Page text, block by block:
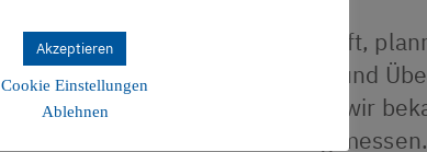
Persönlich, gewissenhaft,
erfolgt die Ausführung und
Bauobjekte. Dafür sind wir
wir uns auch zukünftig messen.
Akzeptieren
Cookie Einstellungen
Ablehnen